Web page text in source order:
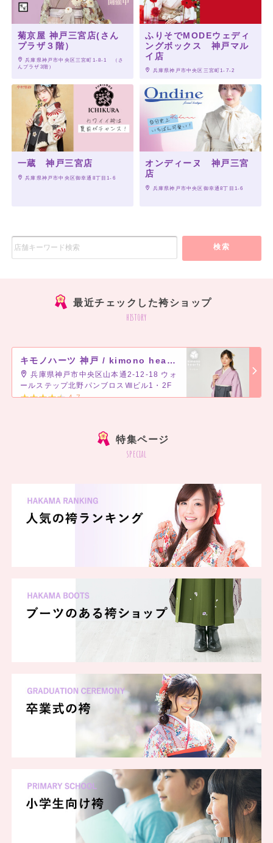
菊京屋 神戸三宮店(さん
プラザ３階）
兵庫県神戸市中央区三宮町1-8-1　（さ
んプラザ3階）
ふりそでMODEウェディ
ングボックス 神戸マル
イ店
兵庫県神戸市中央区三宮町1-7-2
一蔵 神戸三宮店
兵庫県神戸市中央区御幸通8丁目1-6
オンディーヌ 神戸三宮
店
兵庫県神戸市中央区御幸通8丁目1-6
検索
最近チェックした袴ショップ
history
キモノハーツ 神戸 / kimono hearts Kobe
兵庫県神戸市中央区山本通2-12-18 ウォ
ールステップ北野パンブロスⅧビル1・2F
4.7
特集ページ
special